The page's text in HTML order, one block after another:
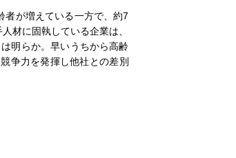
者が増えている一方で、約7
材に固執している企業は、
明らか。早いうちから高齢
争力を発揮し他社との差別